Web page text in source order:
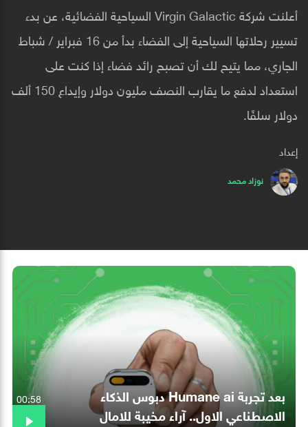
أعلنت شركة Virgin Galactic السياحية الفضائية، عن بدء
تسيير رحلاتها السياحية إلى الفضاء بدأ من 16 فبراير / شباط
الجاري، مما يتيح لك أن تصبح رائد فضاء إذا كنت على
استعداد لدفع ما يقارب النصف مليون دولار وإيداع 150 ألف
دولار سلفًا.
إعداد
نوزاد محمد
بعد تجربة Humane ai دبوس الذكاء
الاصطناعي الاول.. آراء مخيبة للامال
00:58